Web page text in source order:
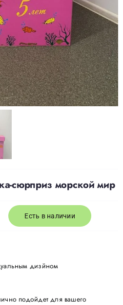
сюрприз морской мир
Есть в наличии
дизйном
подойдет для вашего